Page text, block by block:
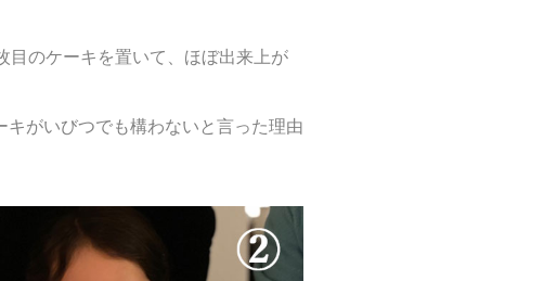
のケーキを置いて、ほぼ出来上が
がいびつでも構わないと言った理由